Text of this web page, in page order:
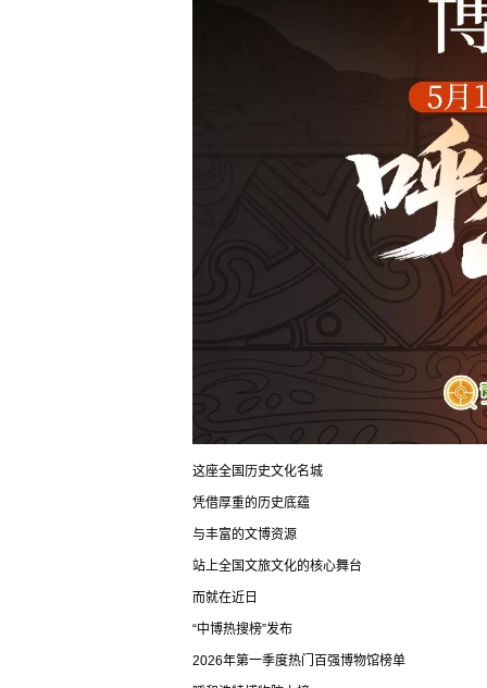
这座全国历史文化名城
凭借厚重的历史底蕴
与丰富的文博资源
站上全国文旅文化的核心舞台
而就在近日
“中博热搜榜”发布
2026年第一季度热门百强博物馆榜单